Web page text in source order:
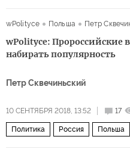
wPolityce
Польша Петр
wPolityce: Пророссийские
набирать популярность
Петр Сквечиньский
10 СЕНТЯБРЯ 2018, 13:52 17
Политика Россия Польша